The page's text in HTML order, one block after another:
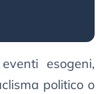
esogeni,
politico o